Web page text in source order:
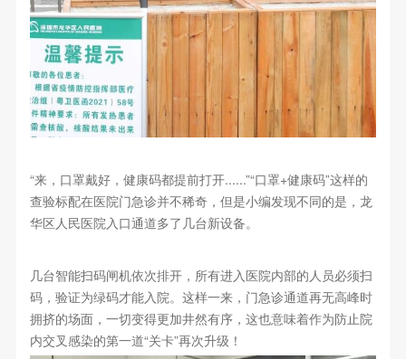
“来，口罩戴好，健康码都提前打开......”“口罩+健康码”这样的
查验标配在医院门急诊并不稀奇，但是小编发现不同的是，龙
华区人民医院入口通道多了几台新设备。
几台智能扫码闸机依次排开，所有进入医院内部的人员必须扫
码，验证为绿码才能入院。这样一来，门急诊通道再无高峰时
拥挤的场面，一切变得更加井然有序，这也意味着作为防止院
内交叉感染的第一道“关卡”再次升级！